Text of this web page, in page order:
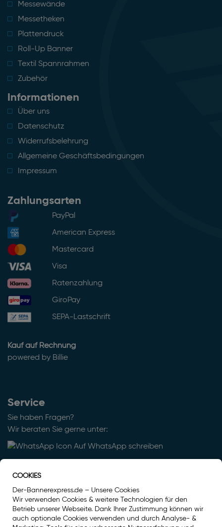
Messewände
Messetheken
Plattendruck
Roll-Up Banner
Textil Spannrahmen
Zubehör
Informationen
Über uns
Datenschutz
Widerrufsbelehrung
Allgemeine Geschäftsbedingungen
Impressum
Zahlungsarten
PayPal
American Express
Mastercard
Visa
Ratenzahlung
GiroPay
SEPA-Lastschrift
Kauf auf Rechnung
powered by Billie
Service
Sie haben Fragen?
Wir beraten Sie gerne unter:
Auf WhatsApp schreiben
info@der-bannerexpress.de
COOKIES
Der-Bannerexpress.de – Unsere Cookies
Wir verwenden Cookies & weitere Technologien für den
Betrieb unserer Webseite. Dank Ihrer Zustimmung können wir
auch optionale Cookies verwenden und durch Analyse- &